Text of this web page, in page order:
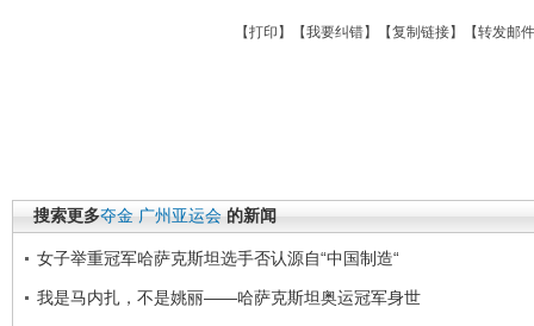
【打印 】【我要纠错】【复制链接】【转发邮件
搜索更多夺金 广州亚运会 的新闻
女子举重冠军哈萨克斯坦选手否认源自“中国制造“
我是马内扎，不是姚丽——哈萨克斯坦奥运冠军身世